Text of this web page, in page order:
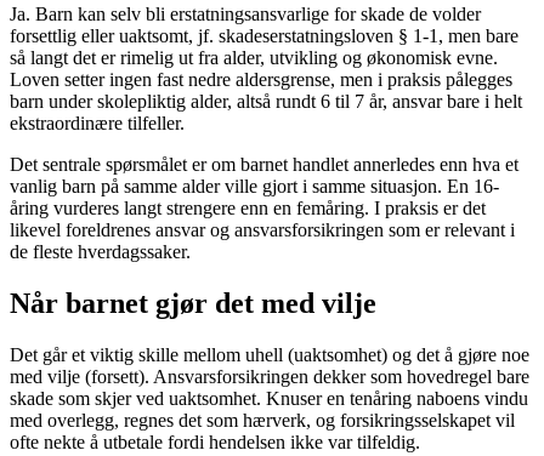
Ja. Barn kan selv bli erstatningsansvarlige for skade de volder
forsettlig eller uaktsomt, jf. skadeserstatningsloven § 1-1, men bare
så langt det er rimelig ut fra alder, utvikling og økonomisk evne.
Loven setter ingen fast nedre aldersgrense, men i praksis pålegges
barn under skolepliktig alder, altså rundt 6 til 7 år, ansvar bare i helt
ekstraordinære tilfeller.
Det sentrale spørsmålet er om barnet handlet annerledes enn hva et
vanlig barn på samme alder ville gjort i samme situasjon. En 16-
åring vurderes langt strengere enn en femåring. I praksis er det
likevel foreldrenes ansvar og ansvarsforsikringen som er relevant i
de fleste hverdagssaker.
Når barnet gjør det med vilje
Det går et viktig skille mellom uhell (uaktsomhet) og det å gjøre noe
med vilje (forsett). Ansvarsforsikringen dekker som hovedregel bare
skade som skjer ved uaktsomhet. Knuser en tenåring naboens vindu
med overlegg, regnes det som hærverk, og forsikringsselskapet vil
ofte nekte å utbetale fordi hendelsen ikke var tilfeldig.